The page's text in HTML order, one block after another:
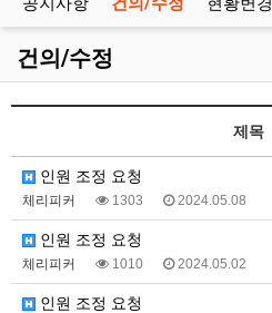
건의/수정
제목
인원 조정 요청
체리피커 1303 2024.05.08
인원 조정 요청
체리피커 1010 2024.05.02
인원 조정 요청